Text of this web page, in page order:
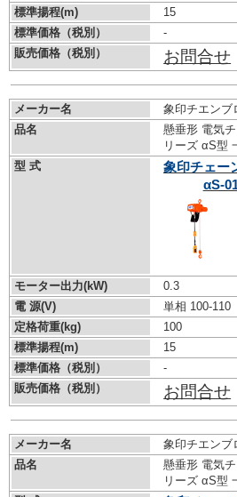
標準揚程(m)
15
標準価格（税別）
-
販売価格（税別）
お問合せ
メーカー名
象印チエンブ
品名
懸垂形 電気
リーズ αS型
型 式
象印チェー
αS-
モーター出力(kW)
0.3
電 源(V)
単相 100-110
定格荷重(kg)
100
標準揚程(m)
15
標準価格（税別）
-
販売価格（税別）
お問合せ
メーカー名
象印チエンブ
品名
懸垂形 電気
リーズ αS型